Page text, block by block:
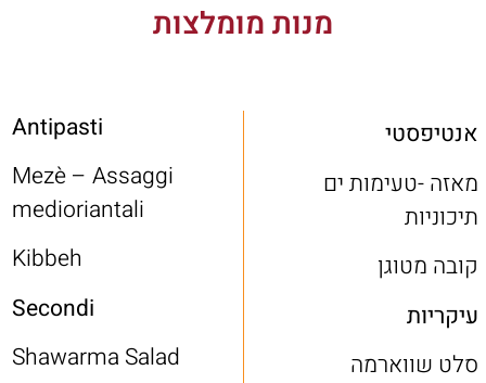
מנות מומלצות
אנטיפסטי
מאזה -טעימות ים
תיכוניות
קובה מטוגן
עיקריות
סלט שווארמה
Antipasti
Mezè – Assaggi
medioriantali
Kibbeh
Secondi
Shawarma Salad